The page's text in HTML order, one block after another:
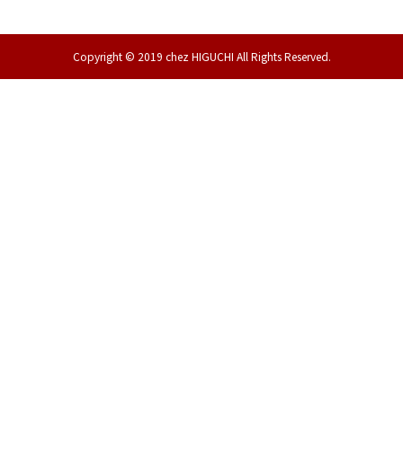
Copyright © 2019 chez HIGUCHI All Rights Reserved.